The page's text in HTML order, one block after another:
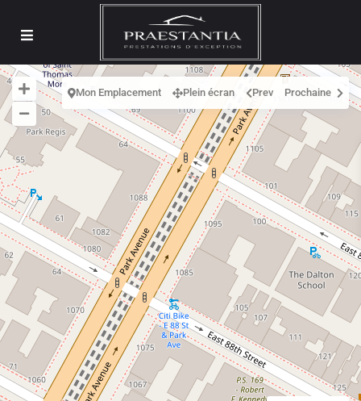
Mon Emplacement Plein écran Prev Prochaine